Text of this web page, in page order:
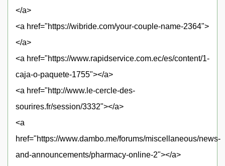
</a>
<a href="https://wibride.com/your-couple-name-2364">
</a>
<a href="https://www.rapidservice.com.ec/es/content/1-
caja-o-paquete-1755"></a>
<a href="http://www.le-cercle-des-
sourires.fr/session/3332"></a>
<a
href="https://www.dambo.me/forums/miscellaneous/news-
and-announcements/pharmacy-online-2"></a>